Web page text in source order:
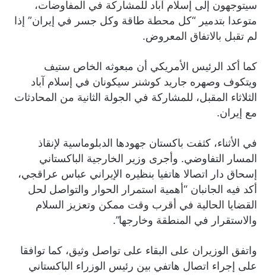
سيتوجهون إلى إسلام آباد للمشاركة في المفاوضات،
متوعدا بتدمير “كل محطة طاقة وكل جسر في إيران” إذا
لم تقبل بالاتفاق المعروض.
كما أكد الرئيس الأمريكي أن مبعوثه الخاص ستيف
ويتكوف وصهره جاريد كوشنر سيكونان في إسلام آباد
الثلاثاء المقبل، للمشاركة في الجولة الثانية من المحادثات
مع إيران.
في الأثناء، كثفت باكستان جهودها الدبلوماسية لإنقاذ
المسار التفاوضي. وأجرى وزير الخارجية الباكستاني
إسحاق دار اتصالا هاتفيا بنظيره الإيراني عباس عراقجي،
أكد فيه الجانبان “أهمية استمرار الحوار والتواصل لحل
القضايا الحالية في أقرب وقت ممكن وتعزيز السلام
والاستقرار في المنطقة وخارجها”.
واتفق الوزيران على البقاء على تواصل وثيق، كما توافقا
على إجراء اتصال هاتفي بين رئيس الوزراء الباكستاني